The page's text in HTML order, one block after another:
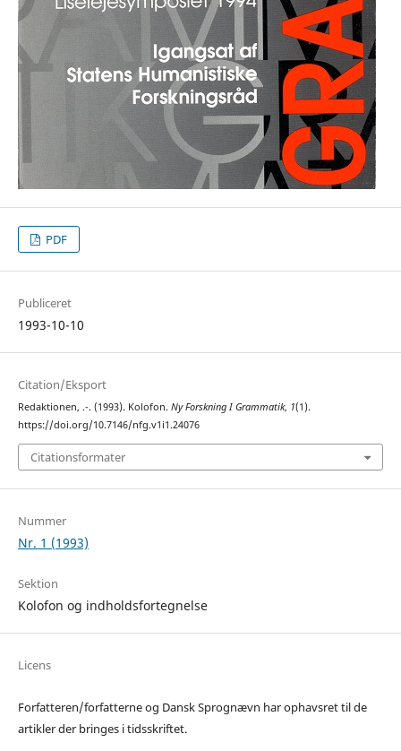
PDF
Publiceret
1993-10-10
Citation/Eksport
Redaktionen, .-. (1993). Kolofon. Ny Forskning I Grammatik, 1(1).
https://doi.org/10.7146/nfg.v1i1.24076
Citationsformater
Nummer
Nr. 1 (1993)
Sektion
Kolofon og indholdsfortegnelse
Licens
Forfatteren/forfatterne og Dansk Sprognævn har ophavsret til de
artikler der bringes i tidsskriftet.